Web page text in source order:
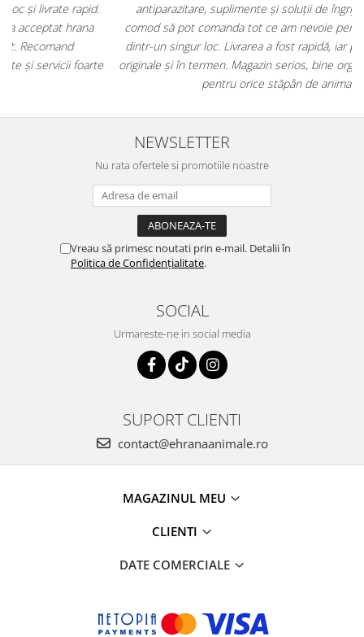
antiparazitare, suplimente și soluții de îngrijire. Este foarte
comod să pot comanda tot ce am nevoie pentru animalul meu
dintr-un singur loc. Livrarea a fost rapidă, iar produsele au fost
originale și în termen. Magazin serios, bine organizat și foarte util
pentru orice stăpân de animale.
NEWSLETTER
Nu rata ofertele si promotiile noastre
Vreau să primesc noutati prin e-mail. Detalii în
Politica de Confidențialitate.
SOCIAL
Urmareste-ne in social media
SUPORT CLIENTI
contact@ehranaanimale.ro
MAGAZINUL MEU
CLIENTI
DATE COMERCIALE